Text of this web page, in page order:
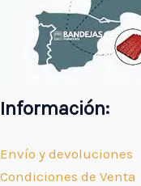
Información:
Envío y devoluciones
Condiciones de Venta